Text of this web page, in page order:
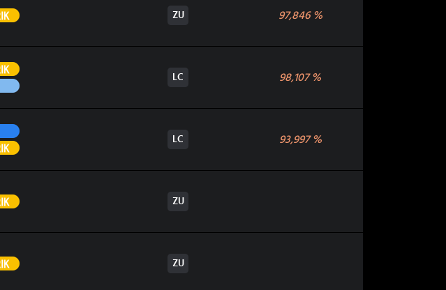
Électrik ZU 97,846%
Électrik
Vol
LC 98,107%
Eau
Électrik
LC 93,997%
Électrik ZU
Électrik ZU